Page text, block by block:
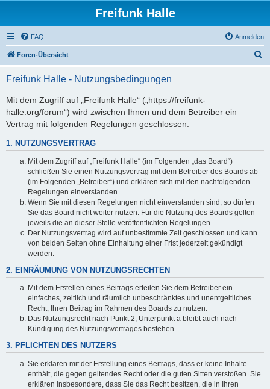
Freifunk Halle
FAQ Anmelden
Foren-Übersicht
Freifunk Halle - Nutzungsbedingungen
Mit dem Zugriff auf „Freifunk Halle“ („https://freifunk-
halle.org/forum“) wird zwischen Ihnen und dem Betreiber ein
Vertrag mit folgenden Regelungen geschlossen:
1. NUTZUNGSVERTRAG
Mit dem Zugriff auf „Freifunk Halle“ (im Folgenden „das Board“)
schließen Sie einen Nutzungsvertrag mit dem Betreiber des Boards ab
(im Folgenden „Betreiber“) und erklären sich mit den nachfolgenden
Regelungen einverstanden.
Wenn Sie mit diesen Regelungen nicht einverstanden sind, so dürfen
Sie das Board nicht weiter nutzen. Für die Nutzung des Boards gelten
jeweils die an dieser Stelle veröffentlichten Regelungen.
Der Nutzungsvertrag wird auf unbestimmte Zeit geschlossen und kann
von beiden Seiten ohne Einhaltung einer Frist jederzeit gekündigt
werden.
2. EINRÄUMUNG VON NUTZUNGSRECHTEN
Mit dem Erstellen eines Beitrags erteilen Sie dem Betreiber ein
einfaches, zeitlich und räumlich unbeschränktes und unentgeltliches
Recht, Ihren Beitrag im Rahmen des Boards zu nutzen.
Das Nutzungsrecht nach Punkt 2, Unterpunkt a bleibt auch nach
Kündigung des Nutzungsvertrages bestehen.
3. PFLICHTEN DES NUTZERS
Sie erklären mit der Erstellung eines Beitrags, dass er keine Inhalte
enthält, die gegen geltendes Recht oder die guten Sitten verstoßen. Sie
erklären insbesondere, dass Sie das Recht besitzen, die in Ihren